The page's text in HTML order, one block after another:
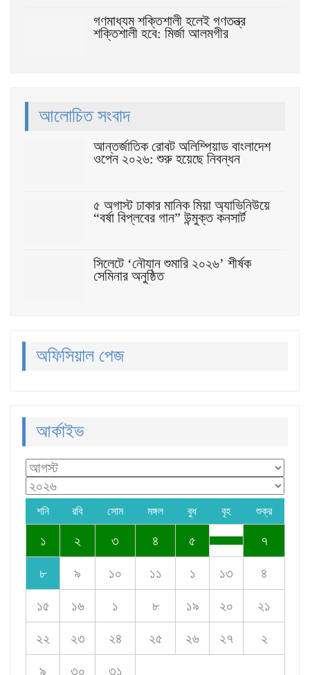
গণমাধ্যম শক্তিশালী হলেই গণতন্ত্র
শক্তিশালী হবে: মির্জা আলমগীর
আলোচিত সংবাদ
আন্তর্জাতিক রোবট অলিম্পিয়াড বাংলাদেশ
ওপেন ২০২৬: শুরু হয়েছে নিবন্ধন
৫ অগাস্ট ঢাকার মানিক মিয়া অ্যাভিনিউয়ে
“বর্ষা বিপ্লবের গান” উন্মুক্ত কনসার্ট
সিলেটে ‘নৌযান শুমারি ২০২৬’ শীর্ষক
সেমিনার অনুষ্ঠিত
অফিসিয়াল পেজ
আর্কাইভ
শনি রবি সোম মঙ্গল বুধ বৃহ শুক্র
১ ২ ৩ ৪ ৫ ৭
৮ ৯ ১০ ১১ ১ ১৩ ৪
১৫ ১৬ ১ ৮ ১৯ ২০ ২১
২২ ২৩ ২৪ ২৫ ২৬ ২৭ ২
৯ ৩০ ৩১